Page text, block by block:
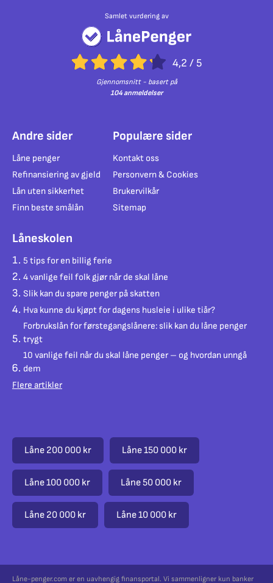
Samlet vurdering av
4,2 / 5
Gjennomsnitt - basert på
104 anmeldelser
Andre sider
Låne penger
Refinansiering av gjeld
Lån uten sikkerhet
Finn beste smålån
Populære sider
Kontakt oss
Personvern & Cookies
Brukervilkår
Sitemap
Låneskolen
5 tips for en billig ferie
4 vanlige feil folk gjør når de skal låne
Slik kan du spare penger på skatten
Hva kunne du kjøpt for dagens husleie i ulike tiår?
Forbrukslån for førstegangslånere: slik kan du låne penger
trygt
10 vanlige feil når du skal låne penger – og hvordan unngå
dem
Flere artikler
Låne 200 000 kr Låne 150 000 kr
Låne 100 000 kr Låne 50 000 kr
Låne 20 000 kr Låne 10 000 kr
Låne-penger.com er en uavhengig finansportal. Vi sammenligner kun banker